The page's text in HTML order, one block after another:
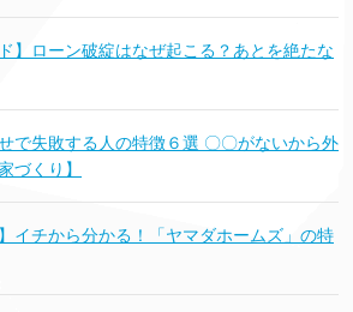
】ローン破綻はなぜ起こる？あとを絶たな
で失敗する人の特徴６選 〇〇がないから外
づくり】
イチから分かる！「ヤマダホームズ」の特